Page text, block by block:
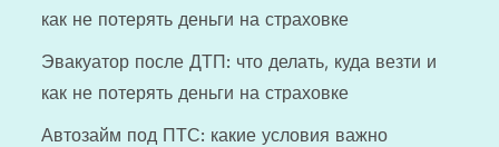
как не потерять деньги на страховке
Эвакуатор после ДТП: что делать, куда везти и
как не потерять деньги на страховке
Автозайм под ПТС: какие условия важно